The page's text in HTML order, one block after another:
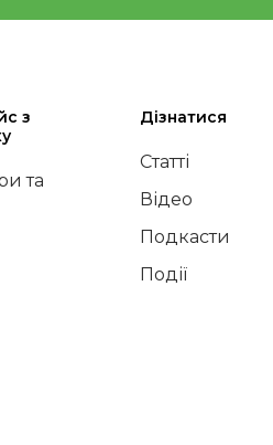
з
та
Дізнатися
Статті
Відео
Подкасти
Події